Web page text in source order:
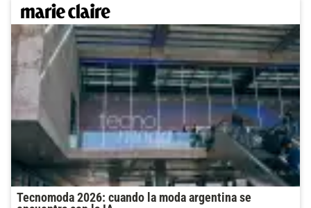
Tecnomoda 2026: cuando la moda argentina se